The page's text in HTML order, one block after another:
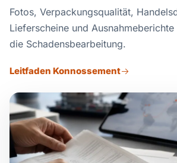
Fotos, Verpackungsqualität,
Lieferscheine und
die Schadensbearbeitung.
Leitfaden Konnossement